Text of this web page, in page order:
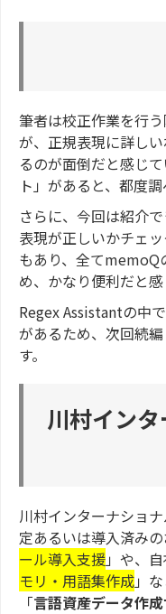
筆者は校正作業を行
が、正規表現に詳し
るのが面倒だと感じ
ト」があると、都度
さらに、今回は紹介
表現が正しいかチェ
もあり、全てmemoQ
め、かなり便利だと感
Regex Assistantの中
があるため、次回続
す。
川村イン
川村インターナショ
定あるいは導入済み
ール導入支援」や、
モリ・用語集作成」
「言語資産データ作